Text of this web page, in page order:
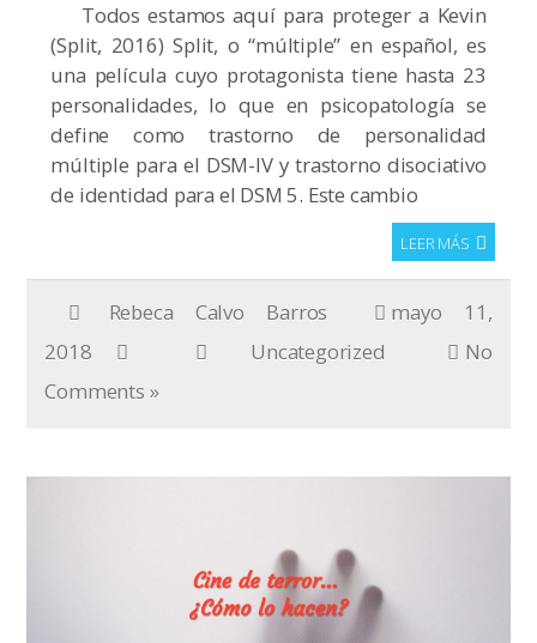
Todos estamos aquí para proteger a Kevin
(Split, 2016) Split, o “múltiple” en español, es
una película cuyo protagonista tiene hasta 23
personalidades, lo que en psicopatología se
define como trastorno de personalidad
múltiple para el DSM-IV y trastorno disociativo
de identidad para el DSM 5. Este cambio
LEER MÁS
Rebeca Calvo Barros
mayo 11,
2018
Uncategorized
No
Comments »